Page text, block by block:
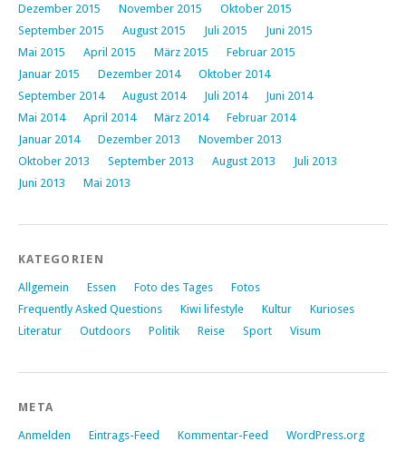
Dezember 2015
November 2015
Oktober 2015
September 2015
August 2015 Juli 2015
Juni 2015
Mai 2015
April 2015 März 2015
Februar 2015
Januar 2015
Dezember 2014
Oktober 2014
September 2014
August 2014 Juli 2014
Juni 2014
Mai 2014
April 2014 März 2014
Februar 2014
Januar 2014
Dezember 2013
November 2013
Oktober 2013
September 2013 August 2013
Juli 2013
Juni 2013
Mai 2013
KATEGORIEN
Allgemein Essen Foto des Tages
Fotos
Frequently Asked Questions
Kiwi lifestyle Kultur
Kurioses
Literatur
Outdoors Politik Reise Sport Visum
META
Anmelden Eintrags-Feed Kommentar-Feed WordPress.org